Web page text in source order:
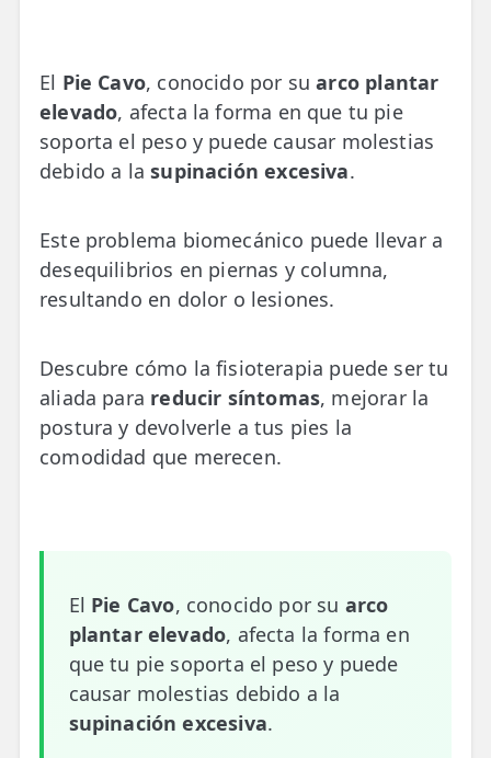
📅 Pedir Cita
📰 Blog
UBICACIONES
🔍 Buscador Clínicas
📍 Chamberí - Centro
📍 Barrio Salamanca
📍 Carabanchel - Usera
🛍️ Tienda Bonos
🛍️ Tienda Productos Fisioterapia
🎁 Tarjetas Regalo
El Pie Cavo, conocido por suarco plantar
elevado, afecta la forma en que tu pie
soporta el peso y puede causar molestias
debido a lasupinación excesiva.
Este problema biomecánico puede llevar a
desequilibrios en piernas y columna,
resultando en dolor o lesiones.
Descubre cómo la fisioterapia puede ser tu
aliada para reducir síntomas, mejorar la
postura y devolverle a tus pies la
comodidad que merecen.
El Pie Cavo, conocido por su arco
plantar elevado, afecta la forma en
que tu pie soporta el peso y puede
causar molestias debido a la
supinación excesiva.